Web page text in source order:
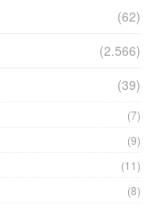
(62)
(2.566)
(39)
(7)
(9)
(11)
(8)